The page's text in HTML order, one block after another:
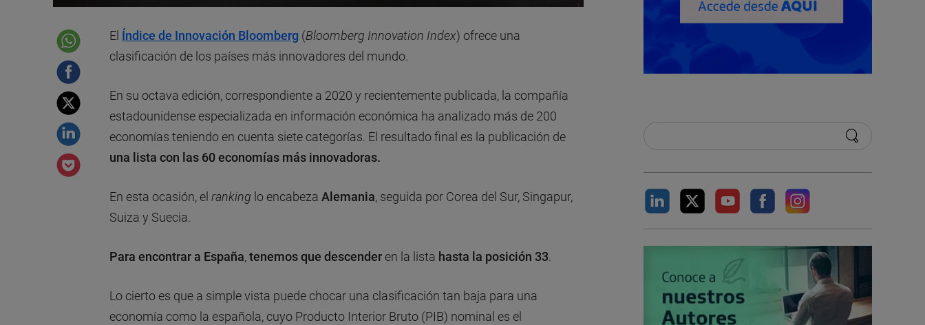
El Índice de Innovación Bloomberg (Bloomberg Innovation Index) ofrece una
clasificación de los países más innovadores del mundo.
En su octava edición, correspondiente a 2020 y recientemente publicada, la compañía
estadounidense especializada en información económica ha analizado más de 200
economías teniendo en cuenta siete categorías. El resultado final es la publicación de
una lista con las 60 economías más innovadoras.
En esta ocasión, el ranking lo encabeza Alemania, seguida por Corea del Sur, Singapur,
Suiza y Suecia.
Para encontrar a España,tenemos que descenderen la lista hasta la posición 33.
Lo cierto es que a simple vista puede chocar una clasificación tan baja para una
economía como la española, cuyo Producto Interior Bruto (PIB) nominal es el